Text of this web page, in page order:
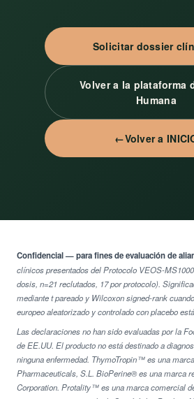
Solicitar dossier
Volver a la plataforma
Humana
Volver a
Confidencial — para fines de evaluación de
clínicos presentados del Protocolo VEOS-
dosis, n=21 reclutados, 17 por protocolo).
mediante t pareado y Wilcoxon signed-rank
europeo aleatorizado y controlado con placebo
Las declaraciones no han sido evaluadas por la
de EE.UU. El producto no está destinado a
ninguna enfermedad. ThymoTropin™ es una
Pharmaceuticals, S.L. BioPerine® es una marca
Corporation. Protality™ es una marca comercial